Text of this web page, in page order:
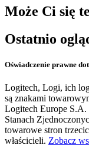
Może Ci się
Ostatnio
Oświadczenie prawne
Logitech, Logi, ich
są znakami
Logitech Europe
Stanach
towarowe stron
właścicieli. Zobacz